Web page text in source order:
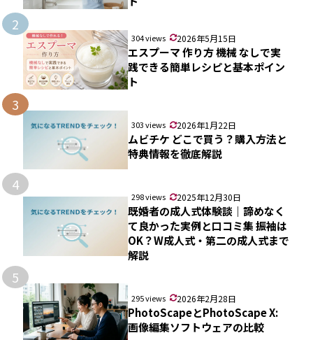
2
304 views 2026年5月15日
エスプーマ 作り方 機械 なしで実
践できる簡単レシピと基本ポイン
ト
3
303 views 2026年1月22日
ムビチケ どこで買う？購入方法と
特典情報を徹底解説
4
298 views 2025年12月30日
既婚者の成人式体験談｜諦めなく
て良かった実例と口コミ集 振袖は
OK？W成人式・第二の成人式まで
解説
5
295 views 2026年2月28日
PhotoScapeとPhotoScape X:
画像編集ソフトウェアの比較